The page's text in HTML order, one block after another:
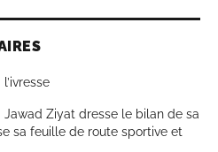
Jawad Ziyat dresse le bilan de sa
sa feuille de route sportive et